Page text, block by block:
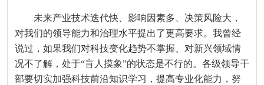
未来产业技术迭代快、影响因素多、决策风险大，
对我们的领导能力和治理水平提出了更高要求。我曾经
说过，如果我们对科技变化趋势不掌握、对新兴领域情
况不了解，处于“盲人摸象”的状态是不行的。各级领导干
部要切实加强科技前沿知识学习，提高专业化能力，努